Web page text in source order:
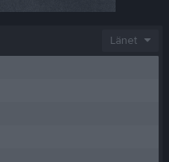
Länet